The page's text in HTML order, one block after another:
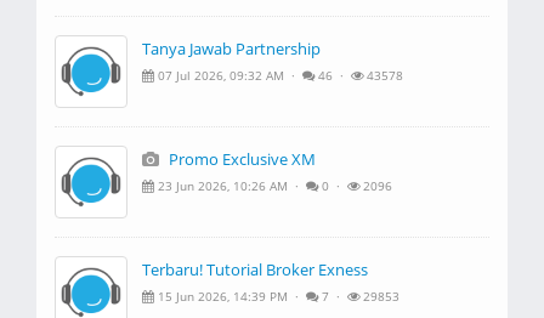
Tanya Jawab Partnership
07 Jul 2026, 09:32 AM · 46 · 43578
Promo Exclusive XM
23 Jun 2026, 10:26 AM · 0 · 2096
Terbaru! Tutorial Broker Exness
15 Jun 2026, 14:39 PM · 7 · 29853